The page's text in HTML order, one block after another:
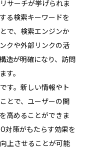
サーチが挙げられま
る検索キーワードを
で、検索エンジンか
クや外部リンクの活
造が明確になり、訪問
す。
す。新しい情報やト
とで、ユーザーの関
高めることができま
対策がもたらす効果を
上させることが可能